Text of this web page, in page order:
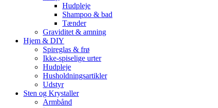
Hudpleje
Shampoo & bad
Tænder
Graviditet & amning
Hjem & DIY
Spireglas & frø
Ikke-spiselige urter
Hudpleje
Husholdningsartikler
Udstyr
Sten og Krystaller
Armbånd